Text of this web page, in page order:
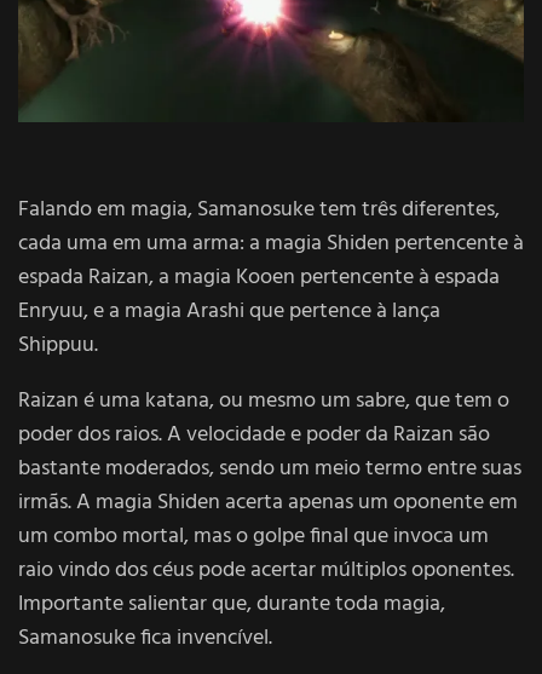
Falando em magia, Samanosuke tem três diferentes,
cada uma em uma arma: a magia Shiden pertencente à
espada Raizan, a magia Kooen pertencente à espada
Enryuu, e a magia Arashi que pertence à lança
Shippuu.
Raizan é uma katana, ou mesmo um sabre, que tem o
poder dos raios. A velocidade e poder da Raizan são
bastante moderados, sendo um meio termo entre suas
irmãs. A magia Shiden acerta apenas um oponente em
um combo mortal, mas o golpe final que invoca um
raio vindo dos céus pode acertar múltiplos oponentes.
Importante salientar que, durante toda magia,
Samanosuke fica invencível.